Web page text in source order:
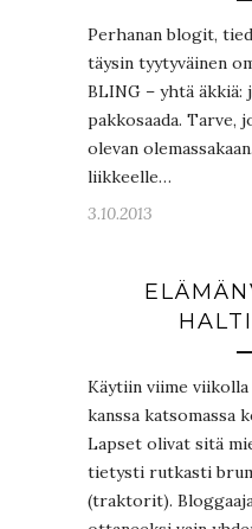
Perhanan blogit,
täysin tyytyväinen
BLING – yhtä äkkiä:
pakkosaada. Tarve,
olevan
liikkeelle…
3.10.2013
Käytiin viime
kanssa katsomassa
Lapset olivat sitä
tietysti rutkasti
(traktorit).